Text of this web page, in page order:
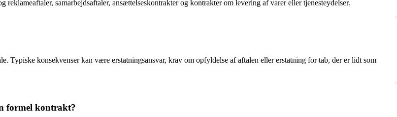
samarbejdsaftaler, ansættelseskontrakter og kontrakter om levering af varer eller tjenesteydelser.
Typiske konsekvenser kan være erstatningsansvar, krav om opfyldelse af aftalen eller erstatning for tab, der er lidt som
formel kontrakt?